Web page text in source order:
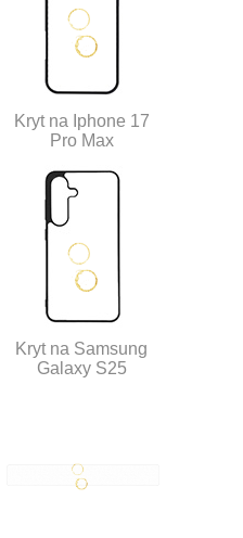
Kryt na Iphone 17
Pro Max
Kryt na Samsung
Galaxy S25